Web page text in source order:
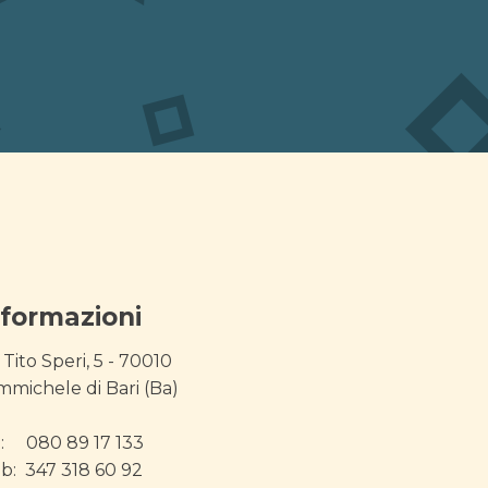
Tito Speri, 5 - 70010
di Bari (Ba)
080 89 17 133
347 318 60 92